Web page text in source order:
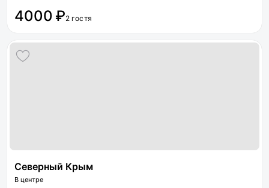
4000 ₽2 гостя
Северный Крым
В центре